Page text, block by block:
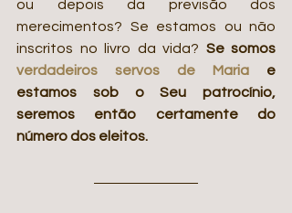
ou depois da previsão dos
merecimentos? Se estamos ou não
inscritos no livro da vida?
verdadeiros servos de Maria e
estamos sob o Seu patrocínio,
seremos então certamente do
número dos eleitos.